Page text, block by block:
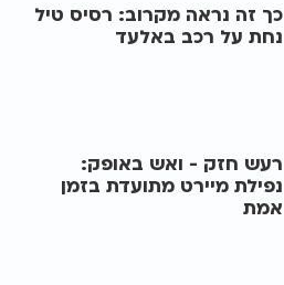
כך זה נראה מקרוב: רסיס טיל
נחת על רכב באלעד
רעש חזק - ואש באופק:
נפילת מיירט מתועדת בזמן
אמת